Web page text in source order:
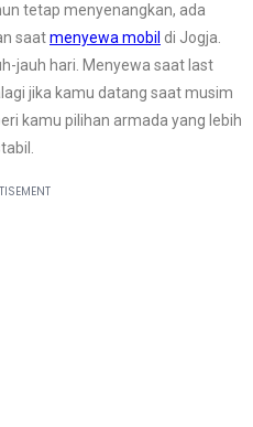
tetap menyenangkan, ada
saatmenyewa mobil di Jogja.
jauh hari. Menyewa saat last
jika kamu datang saat musim
kamu pilihan armada yang lebih